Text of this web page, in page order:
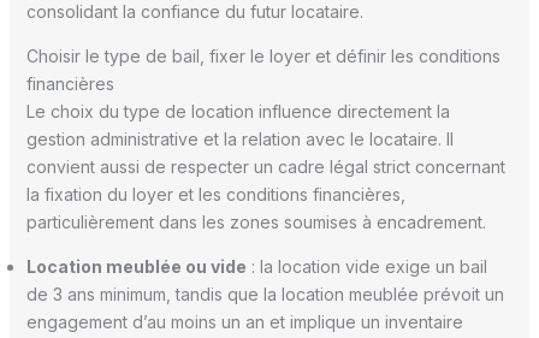
consolidant la confiance du futur locataire.
Choisir le type de bail, fixer le loyer et définir les conditions
financières
Le choix du type de location influence directement la
gestion administrative et la relation avec le locataire. Il
convient aussi de respecter un cadre légal strict concernant
la fixation du loyer et les conditions financières,
particulièrement dans les zones soumises à encadrement.
Location meublée ou vide : la location vide exige un bail
de 3 ans minimum, tandis que la location meublée prévoit un
engagement d’au moins un an et implique un inventaire